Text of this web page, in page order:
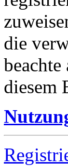
die
diesem